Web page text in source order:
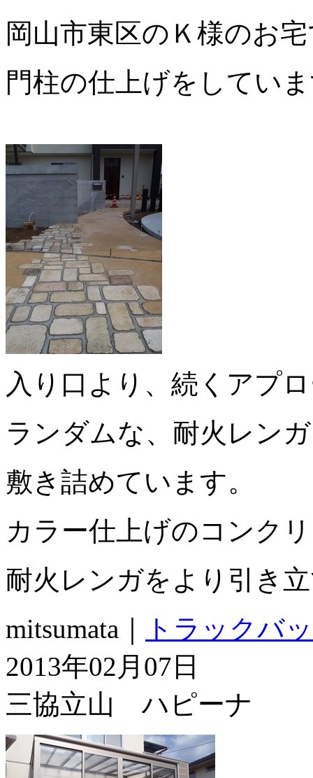
岡山市東区のＫ様のお
門柱の仕上げをしてい
入り口より、続くアプ
ランダムな、耐火レン
敷き詰めています。
カラー仕上げのコンク
耐火レンガをより引き
mitsumata｜
トラックバ
2013年02月07日
三協立山 ハピーナ